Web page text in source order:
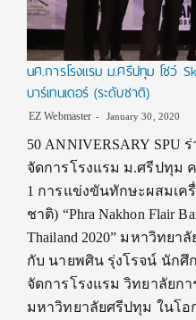
นศ.การโรงแรม ม.ศรีปทุม โชว์
บาร์เทนเดอร์ (ระดับชาติ)
EZ Webmaster January 30, 2020
50 ANNIVERSARY SPU
จัดการโรงแรม ม.ศรีปทุม
1 การแข่งขันทักษะผสมเค
ชาติ) “Phra Nakhon Flair
Thailand 2020” มหาวิทย
กับ นายพศิน รุ่งโรจน์ นักศึ
จัดการโรงแรม วิทยาลัยก
มหาวิทยาลัยศรีปทุม ในโอ